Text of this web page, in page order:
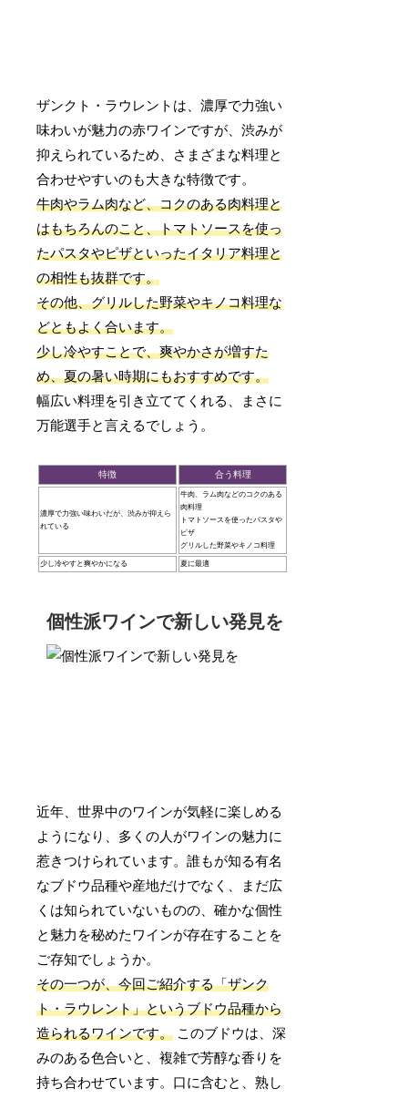
ザンクト・ラウレントは、濃厚で力強い
味わいが魅力の赤ワインですが、渋みが
抑えられているため、さまざまな料理と
合わせやすいのも大きな特徴です。
牛肉やラム肉など、コクのある肉料理と
はもちろんのこと、トマトソースを使っ
たパスタやピザといったイタリア料理と
の相性も抜群です。
その他、グリルした野菜やキノコ料理な
どともよく合います。
少し冷やすことで、爽やかさが増すた
め、夏の暑い時期にもおすすめです。
幅広い料理を引き立ててくれる、まさに
万能選手と言えるでしょう。
特徴 合う料理
濃厚で力強い味わいだが、渋みが抑えら
れている
牛肉、ラム肉などのコクのある
肉料理
トマトソースを使ったパスタや
ピザ
グリルした野菜やキノコ料理
少し冷やすと爽やかになる 夏に最適
個性派ワインで新しい発見を
近年、世界中のワインが気軽に楽しめる
ようになり、多くの人がワインの魅力に
惹きつけられています。誰もが知る有名
なブドウ品種や産地だけでなく、まだ広
くは知られていないものの、確かな個性
と魅力を秘めたワインが存在することを
ご存知でしょうか。
その一つが、今回ご紹介する「ザンク
ト・ラウレント」というブドウ品種から
造られるワインです。 このブドウは、深
みのある色合いと、複雑で芳醇な香りを
持ち合わせています。口に含むと、熟し